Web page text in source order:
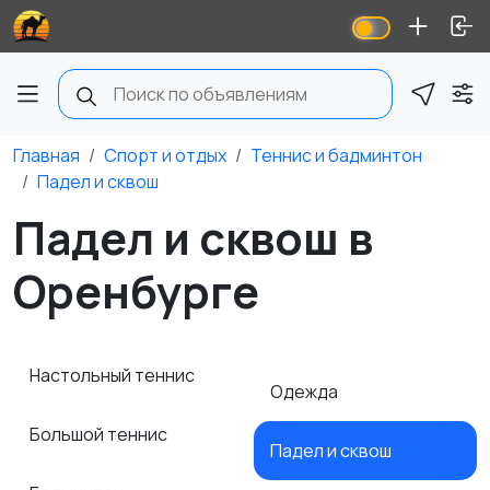
Главная Спорт и отдых
Теннис и бадминтон
Падел и сквош
Падел и сквош в
Оренбурге
Настольный теннис
Большой теннис
Одежда
Падел и сквош